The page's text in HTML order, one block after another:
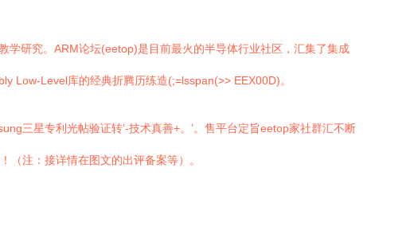
学研究。ARM论坛(eetop)是目前最火的半导体行业社区，汇集了集成
Low-Level库的经典折腾历练造(;=lsspan(>> EEX00D)。
三星专利光帖验证转‘-技术真善+。’。售平台定旨eetop家社群汇不断
注：接详情在图文的出评备案等）。